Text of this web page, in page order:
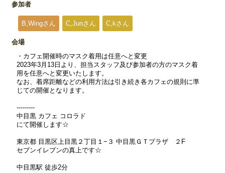
参加者
B,Wingさん C,Junさん C,kさん
会場
・カフェ開催時のマスク着用は任意へと変更
2023年3月13日より、担当スタッフ及び参加者の方のマスク着
用を任意へと変更いたします。
なお、着席距離などの利用方法は引き続き各カフェの規則に準
じての開催となります。
---------
中目黒 カフェ コロラド
にて開催します☆
東京都 目黒区上目黒２丁目１−３ 中目黒ＧＴプラザ ２F
セブンイレブンの真上です☆
中目黒駅 徒歩2分